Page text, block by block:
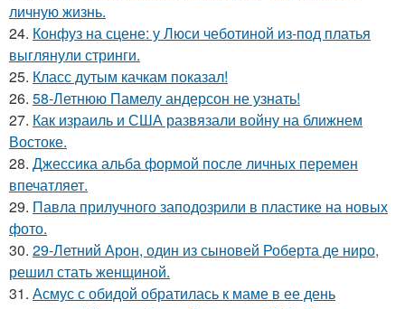
личную жизнь.
24. Конфуз на сцене: у Люси чеботиной из-под платья
выглянули стринги.
25. Класс дутым качкам показал!
26. 58-Летнюю Памелу андерсон не узнать!
27. Как израиль и США развязали войну на ближнем
Востоке.
28. Джессика альба формой после личных перемен
впечатляет.
29. Павла прилучного заподозрили в пластике на новых
фото.
30. 29-Летний Арон, один из сыновей Роберта де ниро,
решил стать женщиной.
31. Асмус с обидой обратилась к маме в ее день